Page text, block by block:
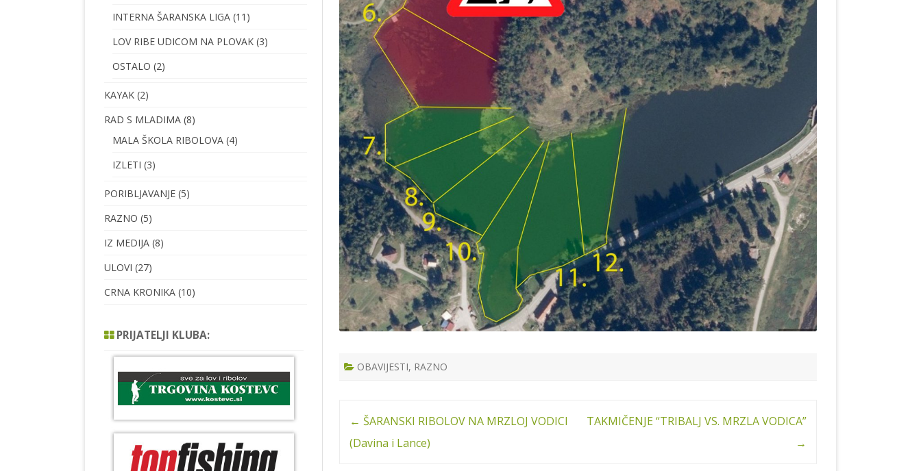
OBAVIJESTI, RAZNO
← ŠARANSKI RIBOLOV NA MRZLOJ VODICI
(Davina i Lance)
TAKMIČENJE “TRIBALJ VS. MRZLA VODICA”
→
INTERNA ŠARANSKA LIGA (11)
LOV RIBE UDICOM NA PLOVAK (3)
OSTALO (2)
KAYAK (2)
RAD S MLADIMA (8)
MALA ŠKOLA RIBOLOVA (4)
IZLETI (3)
PORIBLJAVANJE (5)
RAZNO (5)
IZ MEDIJA (8)
ULOVI (27)
CRNA KRONIKA (10)
PRIJATELJI KLUBA: